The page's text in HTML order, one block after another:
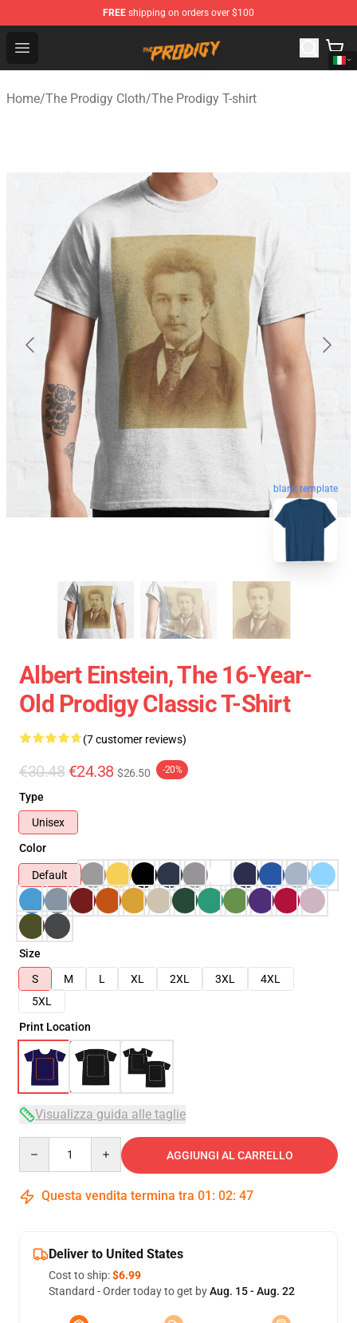
FREE shipping on orders over $100
Open menu
The Prodigy Store - Official The Prodigy Merchandise
Home/The Prodigy Cloth/The Prodigy T-shirt
blank template
Albert Einstein, The 16-Year-
Old Prodigy Classic T-Shirt
(7 customer reviews)
€30.48 €24.38 $26.50 -20%
Type
Unisex
Color
Default
Size
S
M L XL 2XL 3XL
4XL
5XL
Print Location
Visualizza guida alle taglie
AGGIUNGI AL CARRELLO
Questa vendita termina tra 01 : 02: 47
Deliver to United States
Cost to ship:$6.99
Standard - Order today to get byAug. 15 - Aug. 22